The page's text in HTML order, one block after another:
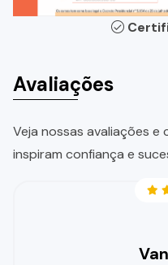
Avaliações
Veja nossas avaliações
inspiram confiança e